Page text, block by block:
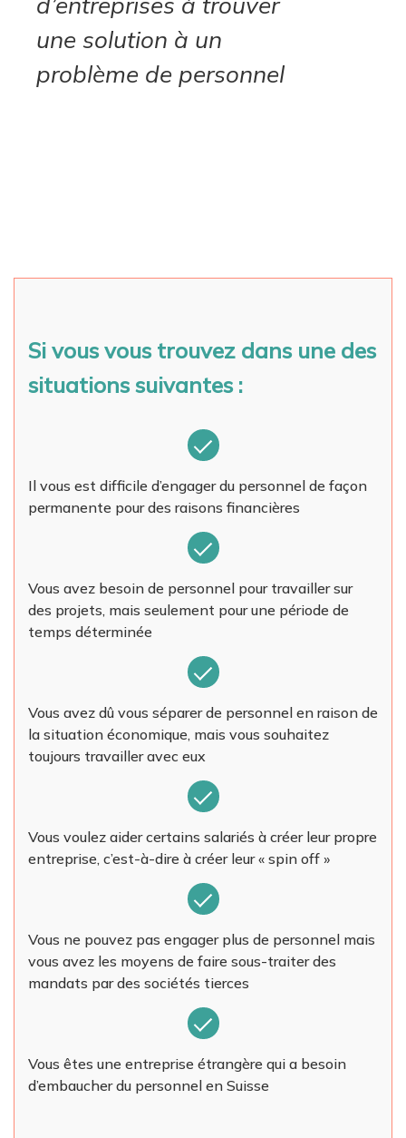
une solution à un
problème de personnel
Si vous vous trouvez dans une des
situations suivantes :
Il vous est difficile d’engager du personnel de façon
permanente pour des raisons financières
Vous avez besoin de personnel pour travailler sur
des projets, mais seulement pour une période de
temps déterminée
Vous avez dû vous séparer de personnel en raison de
la situation économique, mais vous souhaitez
toujours travailler avec eux
Vous voulez aider certains salariés à créer leur propre
entreprise, c’est-à-dire à créer leur « spin off »
Vous ne pouvez pas engager plus de personnel mais
vous avez les moyens de faire sous-traiter des
mandats par des sociétés tierces
Vous êtes une entreprise étrangère qui a besoin
d’embaucher du personnel en Suisse